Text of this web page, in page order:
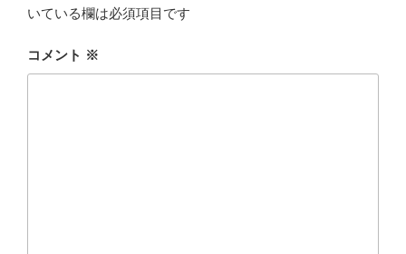
いている欄は必須項目です
コメント ※